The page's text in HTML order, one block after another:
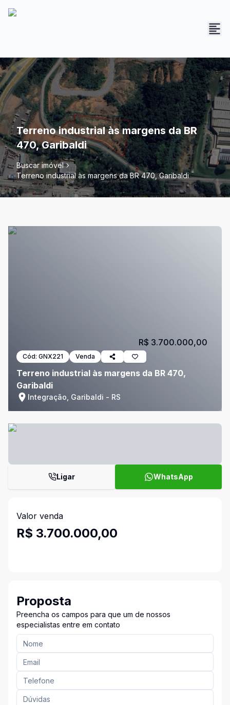
Terreno industrial às margens da BR
470, Garibaldi
Buscar imóvel
Terreno industrial às margens da BR 470, Garibaldi
Cód: GNX221 Venda
Terreno industrial às margens da BR 470,
Garibaldi
Integração, Garibaldi - RS
R$ 3.700.000,00
Ligar WhatsApp
Valor venda
R$ 3.700.000,00
Proposta
Preencha os campos para que um de nossos
especialistas entre em contato